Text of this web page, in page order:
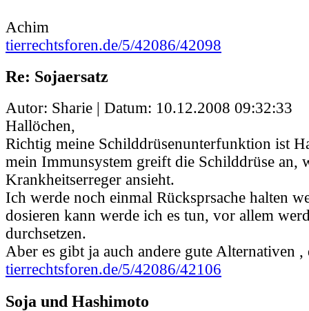
Achim
tierrechtsforen.de/5/42086/42098
Re: Sojaersatz
Autor: Sharie | Datum: 10.12.2008 09:32:33
Hallöchen,
Richtig meine Schilddrüsenunterfunktion ist
mein Immunsystem greift die Schilddrüse an,
Krankheitserreger ansieht.
Ich werde noch einmal Rücksprsache halten
dosieren kann werde ich es tun, vor allem
durchsetzen.
Aber es gibt ja auch andere gute Alternativen ,
tierrechtsforen.de/5/42086/42106
Soja und Hashimoto